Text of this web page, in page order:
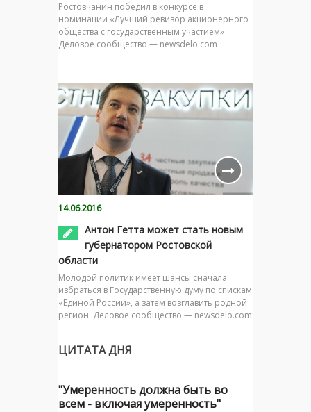
Ростовчанин победил в конкурсе в
номинации «Лучший ревизор акционерного
общества с государственным участием»
Деловое сообщество — newsdelo.com
14.06.2016
Антон Гетта может стать новым
губернатором Ростовской
области
Молодой политик имеет шансы сначала
избраться в Государственную думу по спискам
«Единой России», а затем возглавить родной
регион. Деловое сообщество — newsdelo.com
ЦИТАТА ДНЯ
"Умеренность должна быть во
всем - включая умеренность"